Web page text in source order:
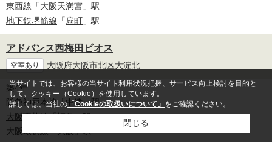
東西線 「大阪天満宮 」駅
地下鉄堺筋線 「 扇町 」駅
アドバンス西梅田ビオス
空室あり 大阪府大阪市北区大淀北
築4年
阪急神戸本線「中津」駅
大阪環状線「福島」駅
大阪環状線「大阪」駅
当サイトでは、お客様の当サイト利用状況把握、サービス向上検討を目的と
して、クッキー（Cookie）を使用しています。
詳しくは、当社の「Cookieの取扱いについて」 をご確認ください。
閉じる